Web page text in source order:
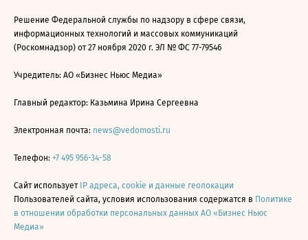
Решение Федеральной службы по надзору в сфере связи,
информационных технологий и массовых коммуникаций
(Роскомнадзор) от 27 ноября 2020 г. ЭЛ № ФС 77-79546
Учредитель: АО «Бизнес Ньюс Медиа»
Главный редактор: Казьмина Ирина Сергеевна
Электронная почта: news@vedomosti.ru
Телефон: +7 495 956-34-58
Сайт использует IP адреса, cookie и данные геолокации
Пользователей сайта, условия использования содержатся в Политике
в отношении обработки персональных данных АО «Бизнес Ньюс
Медиа»